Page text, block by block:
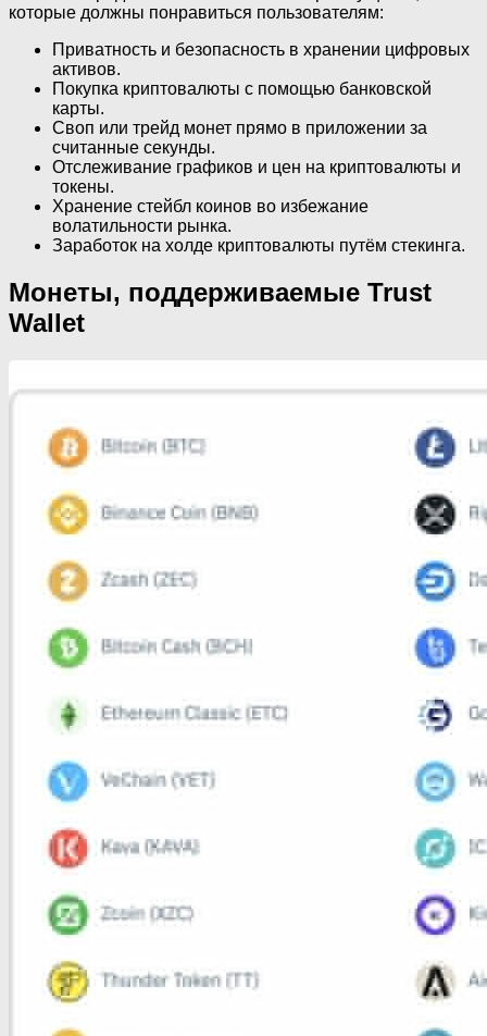
которые должны понравиться пользователям:
Приватность и безопасность в хранении цифровых
активов.
Покупка криптовалюты с помощью банковской
карты.
Своп или трейд монет прямо в приложении за
считанные секунды.
Отслеживание графиков и цен на криптовалюты и
токены.
Хранение стейбл коинов во избежание
волатильности рынка.
Заработок на холде криптовалюты путём стекинга.
Монеты, поддерживаемые Trust
Wallet